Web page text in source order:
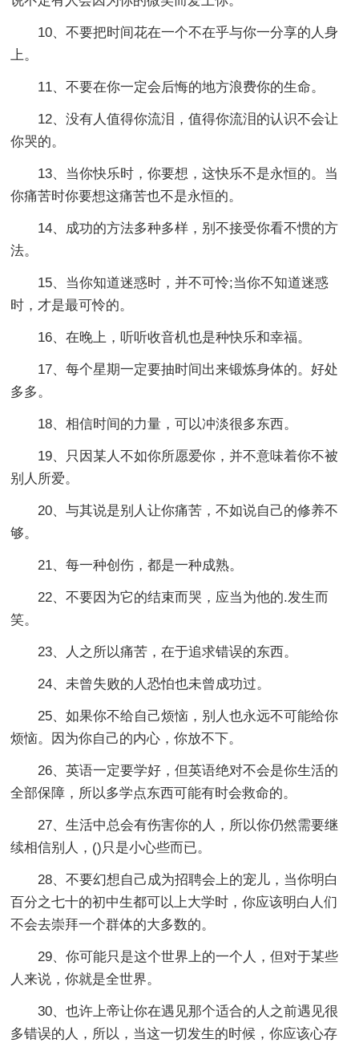
10、不要把时间花在一个不在乎与你一分享的人身
上。
11、不要在你一定会后悔的地方浪费你的生命。
12、没有人值得你流泪，值得你流泪的认识不会让
你哭的。
13、当你快乐时，你要想，这快乐不是永恒的。当
你痛苦时你要想这痛苦也不是永恒的。
14、成功的方法多种多样，别不接受你看不惯的方
法。
15、当你知道迷惑时，并不可怜;当你不知道迷惑
时，才是最可怜的。
16、在晚上，听听收音机也是种快乐和幸福。
17、每个星期一定要抽时间出来锻炼身体的。好处
多多。
18、相信时间的力量，可以冲淡很多东西。
19、只因某人不如你所愿爱你，并不意味着你不被
别人所爱。
20、与其说是别人让你痛苦，不如说自己的修养不
够。
21、每一种创伤，都是一种成熟。
22、不要因为它的结束而哭，应当为他的.发生而
笑。
23、人之所以痛苦，在于追求错误的东西。
24、未曾失败的人恐怕也未曾成功过。
25、如果你不给自己烦恼，别人也永远不可能给你
烦恼。因为你自己的内心，你放不下。
26、英语一定要学好，但英语绝对不会是你生活的
全部保障，所以多学点东西可能有时会救命的。
27、生活中总会有伤害你的人，所以你仍然需要继
续相信别人，()只是小心些而已。
28、不要幻想自己成为招聘会上的宠儿，当你明白
百分之七十的初中生都可以上大学时，你应该明白人们
不会去崇拜一个群体的大多数的。
29、你可能只是这个世界上的一个人，但对于某些
人来说，你就是全世界。
30、也许上帝让你在遇见那个适合的人之前遇见很
多错误的人，所以，当这一切发生的时候，你应该心存